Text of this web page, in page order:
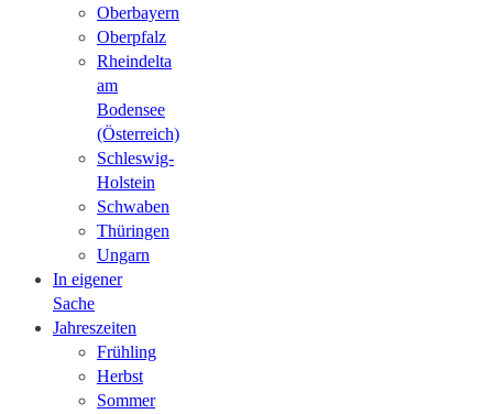
Oberbayern
Oberpfalz
Rheindelta
am
Bodensee
(Österreich)
Schleswig-
Holstein
Schwaben
Thüringen
Ungarn
In eigener
Sache
Jahreszeiten
Frühling
Herbst
Sommer